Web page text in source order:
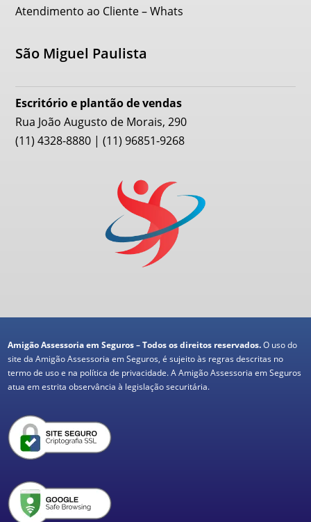
Atendimento ao Cliente – Whats
São Miguel Paulista
Escritório e plantão de vendas
Rua João Augusto de Morais, 290
(11) 4328-8880 | (11) 96851-9268
Amigão Assessoria em Seguros – Todos os direitos reservados.O uso do
site da Amigão Assessoria em Seguros, é sujeito às regras descritas no
termo de uso e na política de privacidade. A Amigão Assessoria em Seguros
atua em estrita observância à legislação securitária.